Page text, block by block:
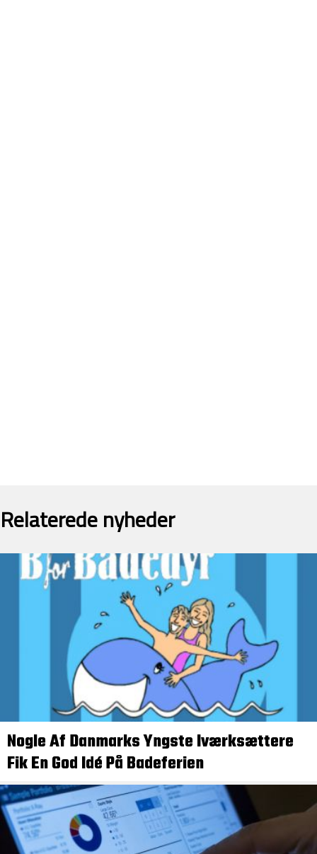
Relaterede nyheder
Nogle Af Danmarks Yngste Iværksættere
Fik En God Idé På Badeferien